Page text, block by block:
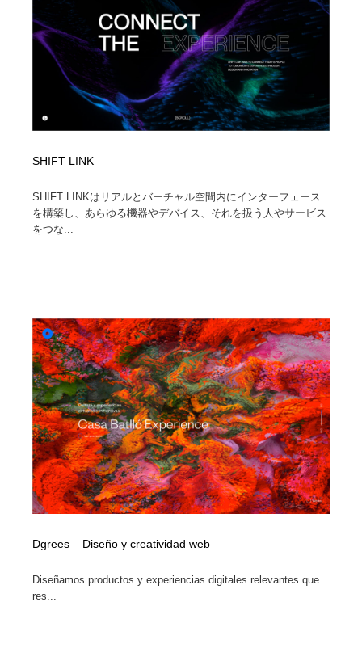
SHIFT LINK
SHIFT LINKはリアルとバーチャル空間内にインターフェース
を構築し、あらゆる機器やデバイス、それを扱う人やサービス
をつな...
Dgrees – Diseño y creatividad web
Diseñamos productos y experiencias digitales relevantes que
res...